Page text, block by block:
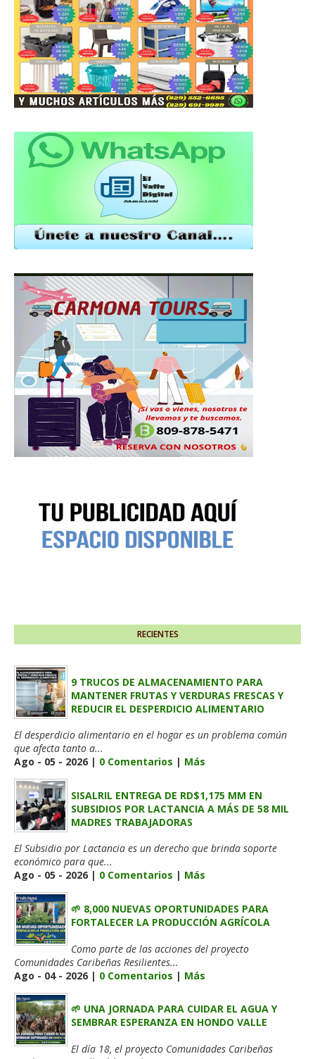
RECIENTES
9 TRUCOS DE ALMACENAMIENTO PARA
MANTENER FRUTAS Y VERDURAS FRESCAS Y
REDUCIR EL DESPERDICIO ALIMENTARIO
El desperdicio alimentario en el hogar es un problema común
que afecta tanto a...
Ago - 05 - 2026 | 0 Comentarios | Más
SISALRIL ENTREGA DE RD$1,175 MM EN
SUBSIDIOS POR LACTANCIA A MÁS DE 58 MIL
MADRES TRABAJADORAS
El Subsidio por Lactancia es un derecho que brinda soporte
económico para que...
Ago - 05 - 2026 | 0 Comentarios | Más
🌱 8,000 NUEVAS OPORTUNIDADES PARA
FORTALECER LA PRODUCCIÓN AGRÍCOLA
Como parte de las acciones del proyecto
Comunidades Caribeñas Resilientes...
Ago - 04 - 2026 | 0 Comentarios | Más
🌱 UNA JORNADA PARA CUIDAR EL AGUA Y
SEMBRAR ESPERANZA EN HONDO VALLE
El día 18, el proyecto Comunidades Caribeñas